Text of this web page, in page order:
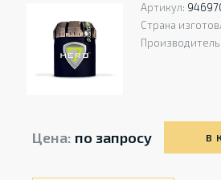
Артикул:
Страна
Производитель:
Цена: по запросу В